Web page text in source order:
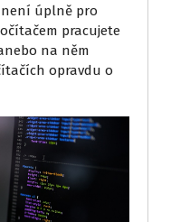
není úplně pro
pracujete
na něm
opravdu o